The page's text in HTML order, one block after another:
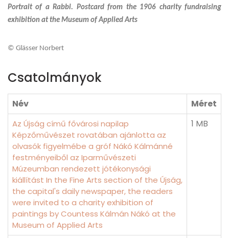
Portrait of a Rabbi. Postcard from the 1906 charity fundraising
exhibition at the Museum of Applied Arts
© Glässer Norbert
Csatolmányok
Név Méret
Az Újság című fővárosi napilap
Képzőművészet rovatában ajánlotta az
olvasók figyelmébe a gróf Nákó Kálmánné
festményeiből az Iparművészeti
Múzeumban rendezett jótékonysági
kiállítást In the Fine Arts section of the Újság,
the capital's daily newspaper, the readers
were invited to a charity exhibition of
paintings by Countess Kálmán Nákó at the
Museum of Applied Arts
1 MB